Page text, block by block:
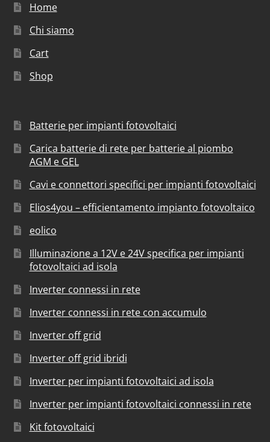
Home
Chi siamo
Cart
Shop
Batterie per impianti fotovoltaici
Carica batterie di rete per batterie al piombo
AGM e GEL
Cavi e connettori specifici per impianti fotovoltaici
Elios4you – efficientamento impianto fotovoltaico
eolico
Illuminazione a 12V e 24V specifica per impianti
fotovoltaici ad isola
Inverter connessi in rete
Inverter connessi in rete con accumulo
Inverter off grid
Inverter off grid ibridi
Inverter per impianti fotovoltaici ad isola
Inverter per impianti fotovoltaici connessi in rete
Kit fotovoltaici